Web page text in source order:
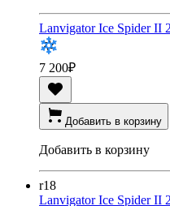
Lanvigator Ice Spider II
7 200₽
Добавить в корзину
Добавить в корзину
r18
Lanvigator Ice Spider II